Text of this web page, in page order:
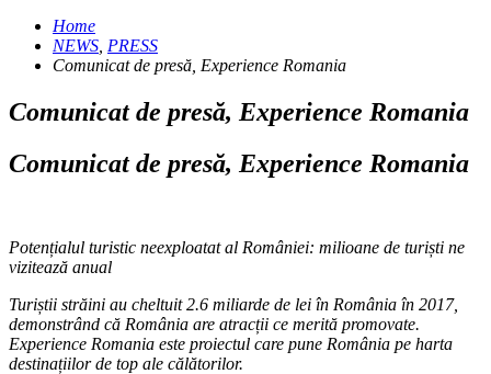
Home
NEWS PRESS
Comunicat de presă, Experience Romania
Comunicat de presă, Experience Romania
Comunicat de presă, Experience Romania
Potențialul turistic neexploatat al României: milioane de turiști ne
vizitează anual
Turiștii străini au cheltuit 2.6 miliarde de lei în România în 2017,
demonstrând că România are atracții ce merită promovate.
Experience Romania este proiectul care pune România pe harta
destinațiilor de top ale călătorilor.